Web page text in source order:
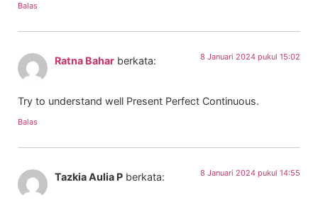
Balas
Ratna Bahar berkata: 8 Januari 2024 pukul 15:02
Try to understand well Present Perfect Continuous.
Balas
Tazkia Aulia P berkata: 8 Januari 2024 pukul 14:55